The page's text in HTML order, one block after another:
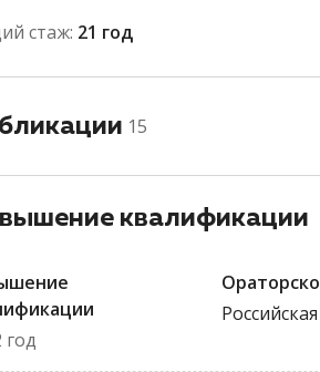
стаж: 21 год
15
квалификации
год